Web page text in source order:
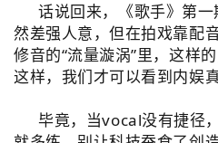
话说回来，《歌手》第一
然差强人意，但在拍戏靠配
修音的“流量漩涡”里，这样
这样，我们才可以看到内娱
毕竟，当vocal没有捷径